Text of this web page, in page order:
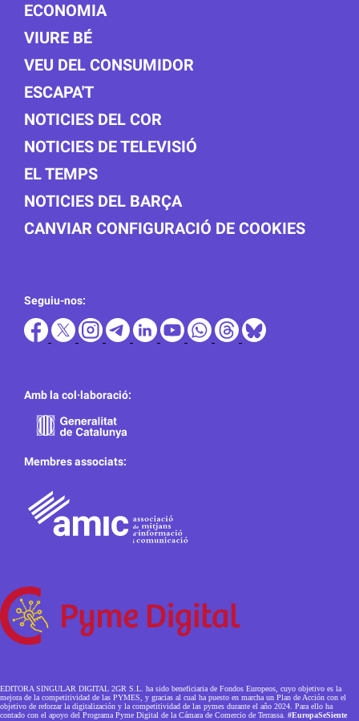
ECONOMIA
VIURE BÉ
VEU DEL CONSUMIDOR
ESCAPA'T
NOTICIES DEL COR
NOTICIES DE TELEVISIÓ
EL TEMPS
NOTICIES DEL BARÇA
CANVIAR CONFIGURACIÓ DE COOKIES
Seguiu-nos:
Amb la col·laboració:
Membres associats:
EDITORA SINGULAR DIGITAL 2GR S.L. ha sido beneficiaria de Fondos Europeos, cuyo objetivo es la
mejora de la competitividad de las PYMES, y gracias al cual ha puesto en marcha un Plan de Acción con el
objetivo de reforzar la digitalización y la competitividad de las pymes durante el año 2024. Para ello ha
contado con el apoyo del Programa Pyme Digital de la Cámara de Comercio de Terrassa. #EuropaSeSiente